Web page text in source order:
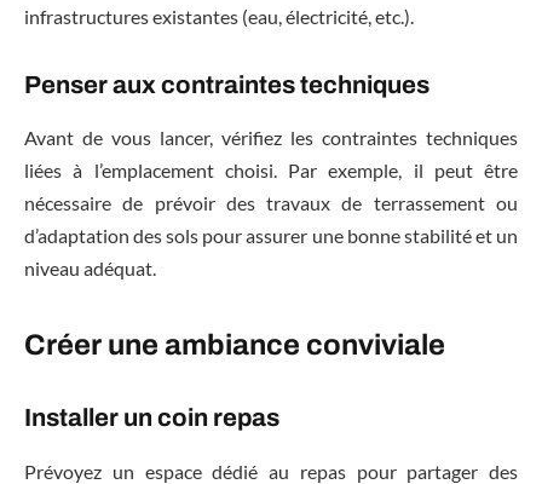
infrastructures existantes (eau, électricité, etc.).
Penser aux contraintes techniques
Avant de vous lancer, vérifiez les contraintes techniques
liées à l’emplacement choisi. Par exemple, il peut être
nécessaire de prévoir des travaux de terrassement ou
d’adaptation des sols pour assurer une bonne stabilité et un
niveau adéquat.
Créer une ambiance conviviale
Installer un coin repas
Prévoyez un espace dédié au repas pour partager des